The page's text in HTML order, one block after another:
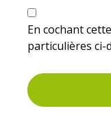
En cochant
particulières ci-